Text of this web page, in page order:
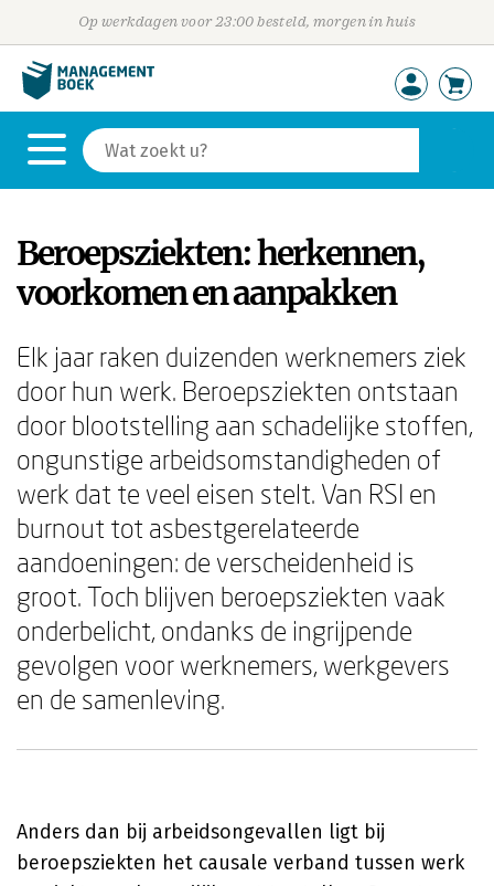
Op werkdagen voor 23:00 besteld, morgen in huis
Beroepsziekten: herkennen,
voorkomen en aanpakken
Elk jaar raken duizenden werknemers ziek
door hun werk. Beroepsziekten ontstaan
door blootstelling aan schadelijke stoffen,
ongunstige arbeidsomstandigheden of
werk dat te veel eisen stelt. Van RSI en
burnout tot asbestgerelateerde
aandoeningen: de verscheidenheid is
groot. Toch blijven beroepsziekten vaak
onderbelicht, ondanks de ingrijpende
gevolgen voor werknemers, werkgevers
en de samenleving.
Anders dan bij arbeidsongevallen ligt bij
beroepsziekten het causale verband tussen werk